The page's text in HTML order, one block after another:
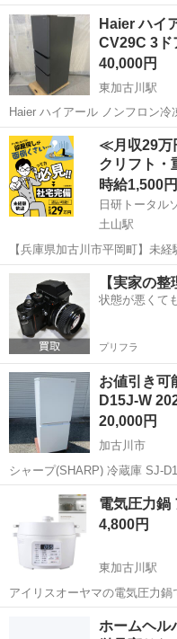
います 写真で判断して下さい 使用しなくなった為 どなたか必要な方
どうぞ
兵庫 加古川市 尾上の
Haier ハイ
CV29C 3
40,000円
東加古川駅
Haier ハイアール ノンフロン
系 2025年製 動作確認済み。 お気軽にお問い合わせくださいませ。
引き取り可能日時 月・火・木
兵庫 加古川市 東加古
≪月収29万
クリフト・
時給1,500円
日研トータル
土山駅
【兵庫県加古川市平岡町】未
《お仕事No.8A091》 お仕事について ベルトコンベアに使われるベル
ト部分のゴム製品の製造です
ムの圧着作業など機械のオ...
兵庫 加古川市 土山駅
【実家の
状態が悪くて
プリフラ
お値引き可
D15J-W
20,000円
加古川市
シャープ(SHARP) 冷蔵庫 SJ-D15J-W 2022年製 扉の開閉を
「つけかえどっちもドア」採用 霜取り
奥行き x 49.5幅 x 120.3高さ
加古川市 キッチ
電気圧力鍋
4,800円
東加古川駅
アイリスオーヤマの電気圧力鍋
る落ちない汚れが ありますが、使用
所は東加古川です。
東加古
ホームヘル